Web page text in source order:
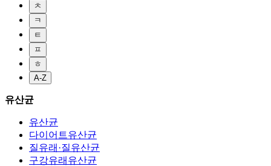
ㅊ
ㅋ
ㅌ
ㅍ
ㅎ
A-Z
유산균
유산균
다이어트유산균
질유래·질유산균
구강유래유산균